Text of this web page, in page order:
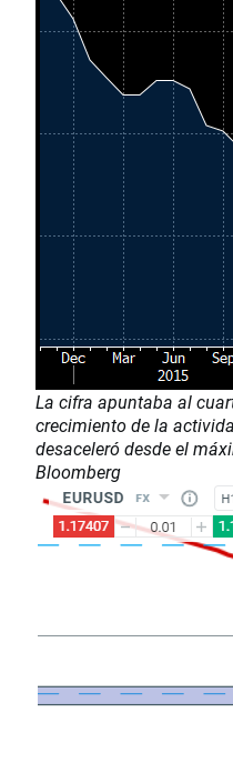
La cifra apuntaba al
crecimiento de la
desaceleró desde el
Bloomberg